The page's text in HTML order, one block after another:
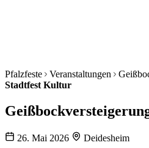
Pfalzfeste Veranstaltungen
Stadtfest Kultur
26. Mai 2026 Deidesheim